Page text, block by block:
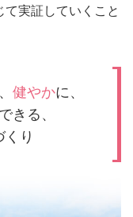
実証していくこと
健やかに、
きる、
くり